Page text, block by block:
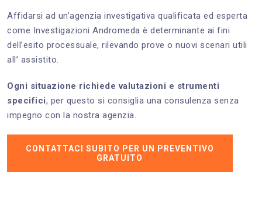
Affidarsi ad un’agenzia investigativa qualificata ed esperta
come Investigazioni Andromeda è determinante ai fini
dell’esito processuale, rilevando prove o nuovi scenari utili
all’ assistito.
Ogni situazione richiede valutazioni e strumenti
specifici, per questo si consiglia una consulenza senza
impegno con la nostra agenzia.
CONTATTACI SUBITO PER UN PREVENTIVO
GRATUITO